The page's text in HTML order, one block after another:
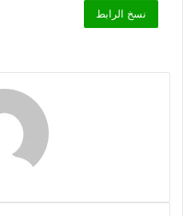
نسخ الرابط